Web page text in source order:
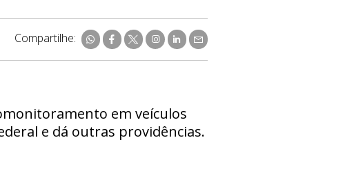
Compartilhe:
em veículos
e dá outras providências.